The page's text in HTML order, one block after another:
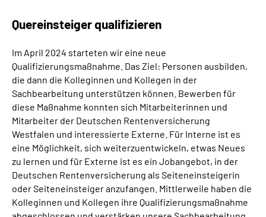
Quereinsteiger qualifizieren
Im April 2024 starteten wir eine neue
Qualifizierungsmaßnahme. Das Ziel: Personen ausbilden,
die dann die Kolleginnen und Kollegen in der
Sachbearbeitung unterstützen können. Bewerben für
diese Maßnahme konnten sich Mitarbeiterinnen und
Mitarbeiter der Deutschen Rentenversicherung
Westfalen und interessierte Externe. Für Interne ist es
eine Möglichkeit, sich weiterzuentwickeln, etwas Neues
zu lernen und für Externe ist es ein Jobangebot, in der
Deutschen Rentenversicherung als Seiteneinsteigerin
oder Seiteneinsteiger anzufangen. Mittlerweile haben die
Kolleginnen und Kollegen ihre Qualifizierungsmaßnahme